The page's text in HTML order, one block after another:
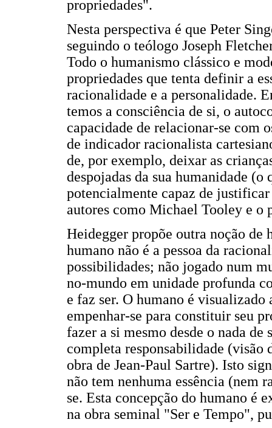
propriedades".
Nesta perspectiva é que Peter
seguindo o teólogo Joseph
Todo o humanismo clássico e
propriedades que tenta definir a
racionalidade e a personalidade.
temos a consciência de si, o
capacidade de relacionar-se com
de indicador racionalista
de, por exemplo, deixar as
despojadas da sua humanidade
potencialmente capaz de
autores como Michael Tooley e o
Heidegger propõe outra noção de
humano não é a pessoa da
possibilidades; não jogado num
no-mundo em unidade profunda
e faz ser. O humano é
empenhar-se para constituir seu
fazer a si mesmo desde o nada de
completa responsabilidade (visão
obra de Jean-Paul Sartre). Isto
não tem nenhuma essência (nem
se. Esta concepção do humano é
na obra seminal "Ser e Tempo",